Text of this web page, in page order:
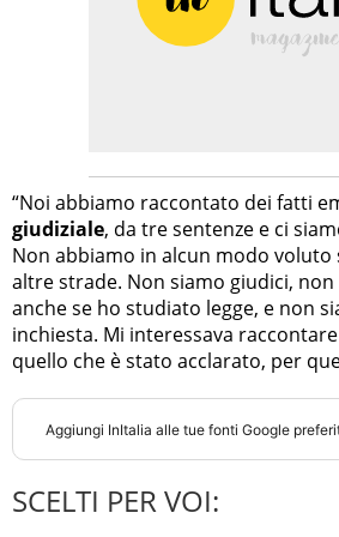
“Noi abbiamo raccontato dei fatti
giudiziale, da tre sentenze e ci
Non abbiamo in alcun modo voluto
altre strade. Non siamo giudici, non
anche se ho studiato legge, e non
inchiesta. Mi interessava
quello che è stato acclarato, per
Aggiungi InItalia alle tue fonti Google
SCELTI PER VOI: